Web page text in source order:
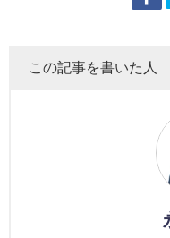
この記事を書いた人